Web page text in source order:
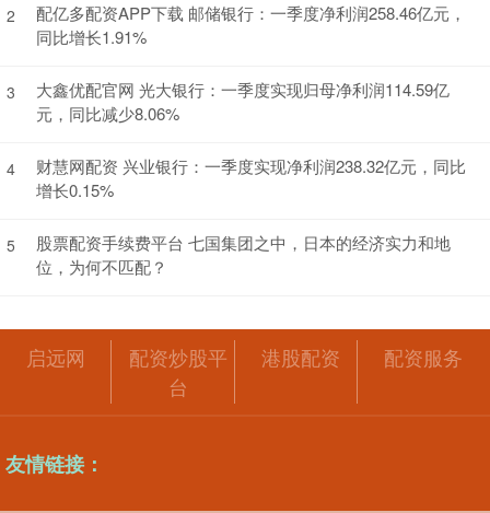
2
配亿多配资APP下载 邮储银行：一季度净利润258.46亿元，
同比增长1.91%
3
大鑫优配官网 光大银行：一季度实现归母净利润114.59亿
元，同比减少8.06%
4
财慧网配资 兴业银行：一季度实现净利润238.32亿元，同比
增长0.15%
5
股票配资手续费平台 七国集团之中，日本的经济实力和地
位，为何不匹配？
启远网
配资炒股平
台
港股配资 配资服务
友情链接：